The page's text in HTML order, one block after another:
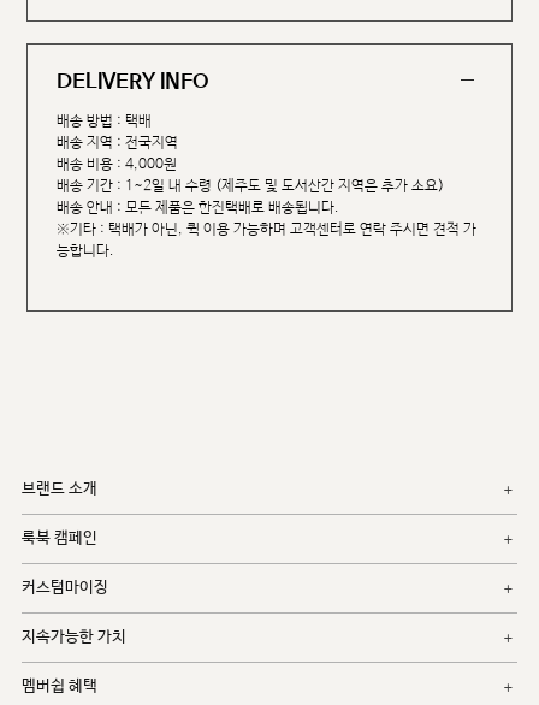
DELIVERY INFO
배송 방법 : 택배
배송 지역 : 전국지역
배송 비용 : 4,000원
배송 기간 : 1~2일 내 수령 (제주도 및 도서산간 지역은 추가 소요)
배송 안내 : 모든 제품은 한진택배로 배송됩니다.
※기타 : 택배가 아닌, 퀵 이용 가능하며 고객센터로 연락 주시면 견적 가
능합니다.
브랜드 소개
룩북 캠페인
커스텀마이징
지속가능한 가치
멤버쉽 혜택